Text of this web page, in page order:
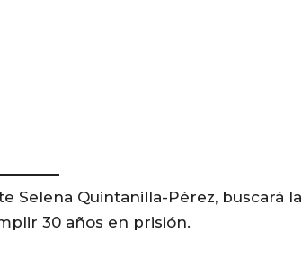
Selena Quintanilla-Pérez, buscará la
30 años en prisión.